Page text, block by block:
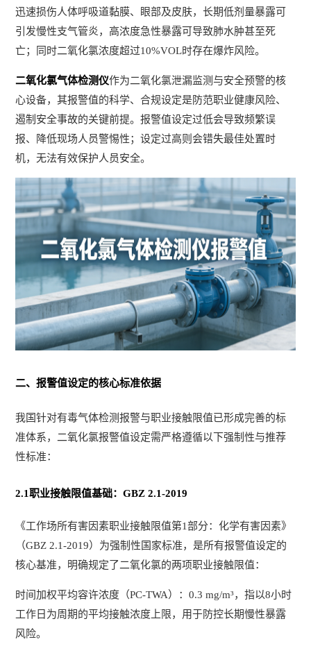
迅速损伤人体呼吸道黏膜、眼部及皮肤，长期低剂量暴露可
引发慢性支气管炎，高浓度急性暴露可导致肺水肿甚至死
亡；同时二氧化氯浓度超过10%VOL时存在爆炸风险。
二氧化氯气体检测仪作为二氧化氯泄漏监测与安全预警的核
心设备，其报警值的科学、合规设定是防范职业健康风险、
遏制安全事故的关键前提。报警值设定过低会导致频繁误
报、降低现场人员警惕性；设定过高则会错失最佳处置时
机，无法有效保护人员安全。
二、报警值设定的核心标准依据
我国针对有毒气体检测报警与职业接触限值已形成完善的标
准体系，二氧化氯报警值设定需严格遵循以下强制性与推荐
性标准：
2.1职业接触限值基础：GBZ 2.1-2019
《工作场所有害因素职业接触限值第1部分：化学有害因素》
（GBZ 2.1-2019）为强制性国家标准，是所有报警值设定的
核心基准，明确规定了二氧化氯的两项职业接触限值：
时间加权平均容许浓度（PC-TWA）：0.3 mg/m³，指以8小时
工作日为周期的平均接触浓度上限，用于防控长期慢性暴露
风险。